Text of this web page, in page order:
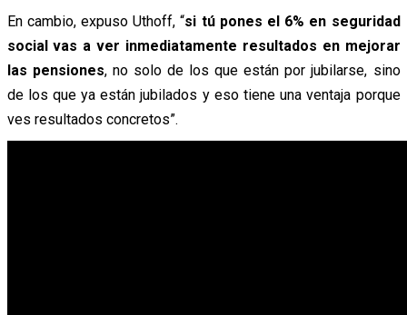
En cambio, expuso Uthoff, “si tú pones el 6% en seguridad
social vas a ver inmediatamente resultados en mejorar
las pensiones, no solo de los que están por jubilarse, sino
de los que ya están jubilados y eso tiene una ventaja porque
ves resultados concretos”.